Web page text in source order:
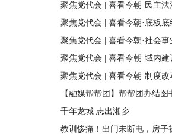
聚焦党代会 | 喜看今朝·民主法
聚焦党代会 | 喜看今朝·底板底
聚焦党代会 | 喜看今朝·社会事
聚焦党代会 | 喜看今朝·域内建
聚焦党代会 | 喜看今朝·制度改
千年龙城 志出湘乡
教训惨痛！出门未断电，房子